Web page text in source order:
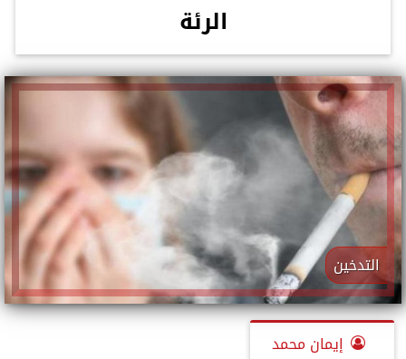
الرئة
التدخين
إيمان محمد